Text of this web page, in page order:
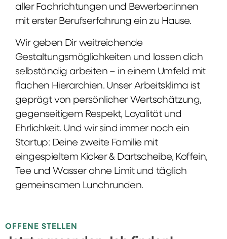
aller Fachrichtungen und Bewerber:innen
mit erster Berufserfahrung ein zu Hause.
Wir geben Dir weitreichende
Gestaltungsmöglichkeiten und lassen dich
selbständig arbeiten – in einem Umfeld mit
flachen Hierarchien. Unser Arbeitsklima ist
geprägt von persönlicher Wertschätzung,
gegenseitigem Respekt, Loyalität und
Ehrlichkeit. Und wir sind immer noch ein
Startup: Deine zweite Familie mit
eingespieltem Kicker & Dartscheibe, Koffein,
Tee und Wasser ohne Limit und täglich
gemeinsamen Lunchrunden.
OFFENE STELLEN